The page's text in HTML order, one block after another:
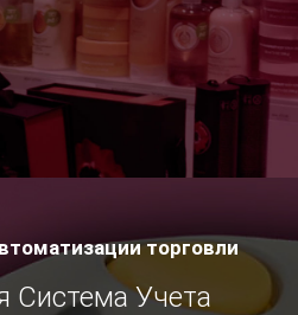
торговли
Система Учета